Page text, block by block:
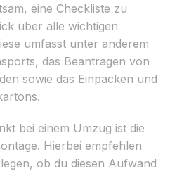
eine Checkliste zu
über alle wichtigen
umfasst unter anderem
das Beantragen von
sowie das Einpacken und
bei einem Umzug ist die
Hierbei empfehlen
ob du diesen Aufwand